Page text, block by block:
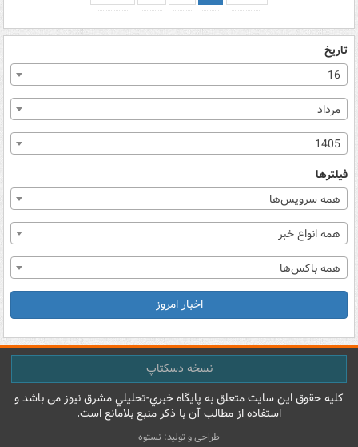
تاریخ
16
مرداد
1405
فیلترها
همه سرویس‌ها
همه انواع خبر
همه باکس‌ها
اخبار امروز
نسخه دسکتاپ
کليه حقوق اين سايت متعلق به پایگاه خبري-تحليلي مشرق نيوز می باشد و
استفاده از مطالب آن با ذکر منبع بلامانع است.
طراحی و تولید: نستوه